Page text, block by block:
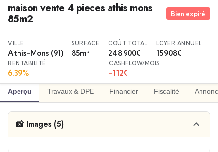
maison vente 4 pieces athis mons
85m2 Bien expiré
VILLE
Athis-Mons (91)
SURFACE
85m²
COÛT TOTAL
248 900€
LOYER ANNUEL
15 908€
RENTABILITÉ
6.39%
CASHFLOW/MOIS
-112€
Aperçu Travaux & DPE Financier Fiscalité
📸 Images (5)